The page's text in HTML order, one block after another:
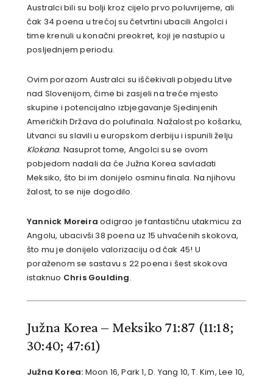
Australci bili su bolji kroz cijelo prvo poluvrijeme, ali
čak 34 poena u trećoj su četvrtini ubacili Angolci i
time krenuli u konačni preokret, koji je nastupio u
posljednjem periodu.
Ovim porazom Australci su iščekivali pobjedu Litve
nad Slovenijom, čime bi zasjeli na treće mjesto
skupine i potencijalno izbjegavanje Sjedinjenih
Američkih Država do polufinala. Nažalost po košarku,
Litvanci su slavili u europskom derbiju i ispunili želju
Klokana. Nasuprot tome, Angolci su se ovom
pobjedom nadali da će Južna Korea savladati
Meksiko, što bi im donijelo osminu finala. Na njihovu
žalost, to se nije dogodilo.
Yannick Moreira odigrao je fantastičnu utakmicu za
Angolu, ubacivši 38 poena uz 15 uhvaćenih skokova,
što mu je donijelo valorizaciju od čak 45! U
poraženom se sastavu s 22 poena i šest skokova
istaknuo Chris Goulding.
Južna Korea – Meksiko 71:87 (11:18;
30:40; 47:61)
Južna Korea: Moon 16, Park 1, D. Yang 10, T. Kim, Lee 10,